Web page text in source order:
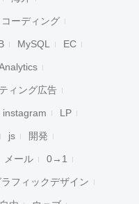
コーディング
MySQL EC
ィング広告
instagram LP
js 開発
メール 0→1
ラフィックデザイン